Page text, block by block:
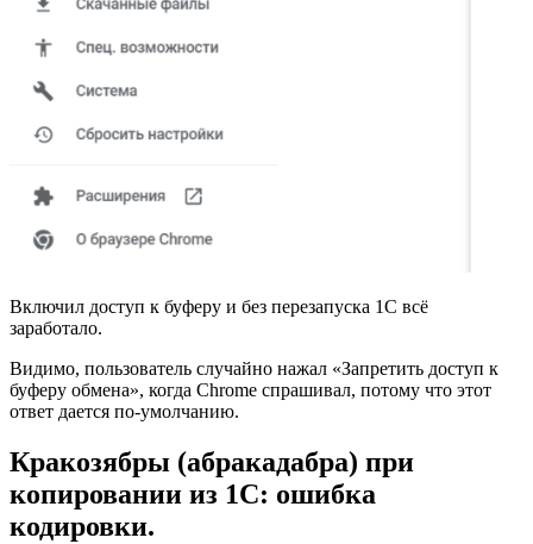
Включил доступ к буферу и без перезапуска 1С всё
заработало.
Видимо, пользователь случайно нажал «Запретить доступ к
буферу обмена», когда Chrome спрашивал, потому что этот
ответ дается по-умолчанию.
Кракозябры (абракадабра) при
копировании из 1С: ошибка
кодировки.